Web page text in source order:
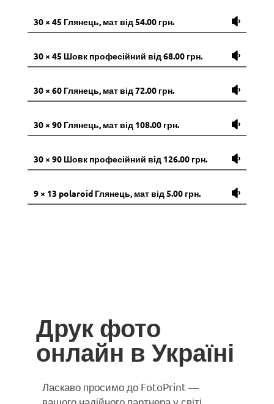
30 × 45 Глянець, мат від 54.00 грн.
30 × 45 Шовк професійний від 68.00 грн.
30 × 60 Глянець, мат від 72.00 грн.
30 × 90 Глянець, мат від 108.00 грн.
30 × 90 Шовк професійний від 126.00 грн.
9 × 13 polaroid Глянець, мат від 5.00 грн.
Друк фото
онлайн в Україні
Ласкаво просимо до FotoPrint —
вашого надійного партнера у світі